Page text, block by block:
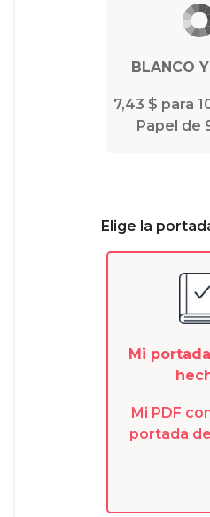
BLANCO
7,43 $ para
Papel de
Elige la
Mi
Mi PDF
portada